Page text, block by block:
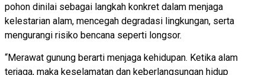
pohon dinilai sebagai langkah konkret dalam menjaga
kelestarian alam, mencegah degradasi lingkungan, serta
mengurangi risiko bencana seperti longsor.
“Merawat gunung berarti menjaga kehidupan. Ketika alam
terjaga, maka keselamatan dan keberlangsungan hidup